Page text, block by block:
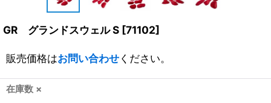
GR グランドスウェル S [71102]
販売価格はお問い合わせください。
在庫数 ×